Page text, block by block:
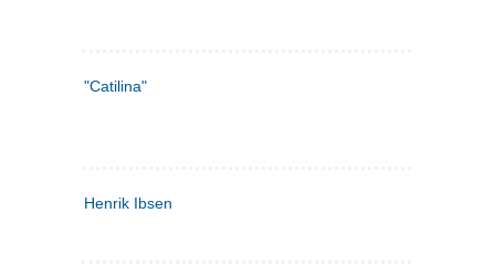
"Catilina"
Henrik Ibsen